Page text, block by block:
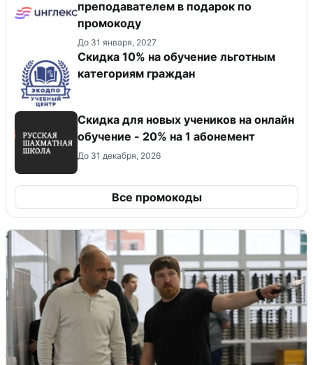
преподавателем в подарок по
промокоду
До 31 января, 2027
Скидка 10% на обучение льготным
категориям граждан
Скидка для новых учеников на онлайн
обучение - 20% на 1 абонемент
До 31 декабря, 2026
Все промокоды